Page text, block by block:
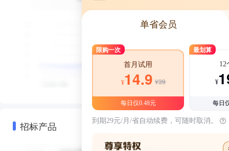
招标产品
单省会员
限购一次
首月试用
¥14.9 ¥39
每日仅0.48元
最划算
12
¥
每日
到期29元/月/省自动续费，可随时取消。